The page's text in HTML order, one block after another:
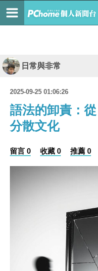
日常與非常
2025-09-25 01:06:26
語法的卸責：
分散文化
留言 0 收藏 0 推薦 0